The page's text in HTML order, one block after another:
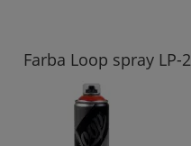
Farba Loop spray LP-